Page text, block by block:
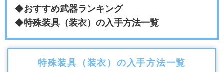
◆おすすめ武器ランキング
◆特殊装具（装衣）の入手方法一覧
特殊装具（装衣）の入手方法一覧